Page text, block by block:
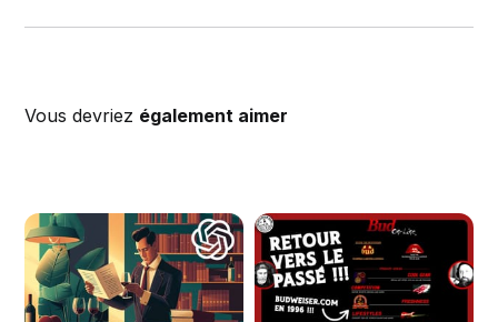
Vous devriez également aimer